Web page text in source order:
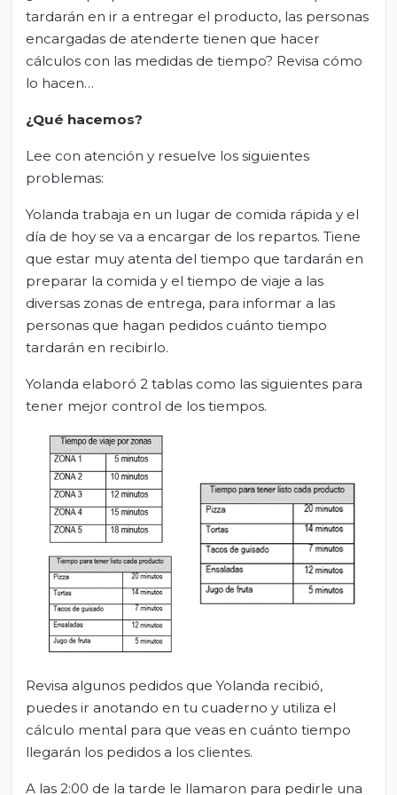
tardarán en ir a entregar el producto, las personas
encargadas de atenderte tienen que hacer
cálculos con las medidas de tiempo? Revisa cómo
lo hacen…
¿Qué hacemos?
Lee con atención y resuelve los siguientes
problemas:
Yolanda trabaja en un lugar de comida rápida y el
día de hoy se va a encargar de los repartos. Tiene
que estar muy atenta del tiempo que tardarán en
preparar la comida y el tiempo de viaje a las
diversas zonas de entrega, para informar a las
personas que hagan pedidos cuánto tiempo
tardarán en recibirlo.
Yolanda elaboró 2 tablas como las siguientes para
tener mejor control de los tiempos.
Revisa algunos pedidos que Yolanda recibió,
puedes ir anotando en tu cuaderno y utiliza el
cálculo mental para que veas en cuánto tiempo
llegarán los pedidos a los clientes.
A las 2:00 de la tarde le llamaron para pedirle una